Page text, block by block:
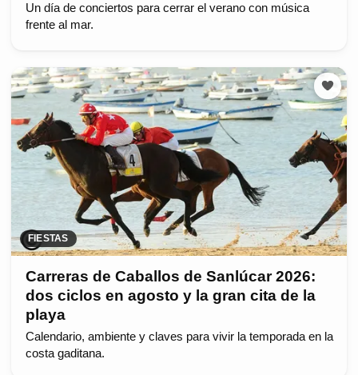
Un día de conciertos para cerrar el verano con música
frente al mar.
FIESTAS
Carreras de Caballos de Sanlúcar 2026:
dos ciclos en agosto y la gran cita de la
playa
Calendario, ambiente y claves para vivir la temporada en la
costa gaditana.